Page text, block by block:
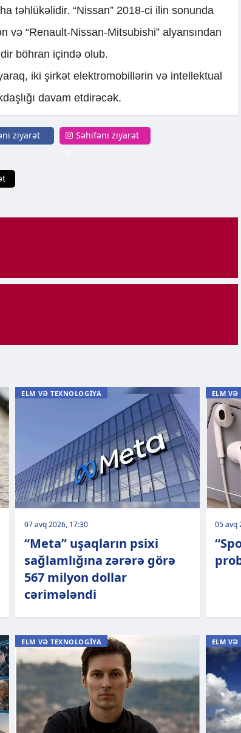
təhlükəlidir. “Nissan” 2018-ci ilin sonunda
və “Renault-Nissan-Mitsubishi” alyansından
böhran içində olub.
iki şirkət elektromobillərin və intellektual
davam etdirəcək.
ziyarət
Səhifəni ziyarət
ELM VƏ TEXNOLOGİYA
07 avq 2026, 17:30
“Meta” uşaqların psixi
sağlamlığına zərərə görə
567 milyon dollar
cərimələndi
ELM VƏ
05 avq
ELM VƏ TEXNOLOGİYA ELM VƏ